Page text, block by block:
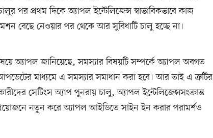
পর প্রথম দিকে অ্যাপল ইন্টেলিজেন্স স্বাভাবিকভাবে কাজ
বেছে নেওয়ার পর থেকে আর সুবিধাটি চালু হচ্ছে না।
অ্যাপল জানিয়েছে, সমস্যার বিষয়টি সম্পর্কে অ্যাপল অবগত
মাধ্যমে এ সমস্যার সমাধান করা হবে। আর তাই এ ত্রুটির
সেটিংস অ্যাপ পুনরায় চালু, অ্যাপল ইন্টেলিজেন্সসংক্রান্ত
নতুন করে অ্যাপল আইডিতে সাইন ইন করার পরামর্শও